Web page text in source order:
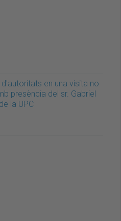
en una visita no
presència del sr. Gabriel
la UPC